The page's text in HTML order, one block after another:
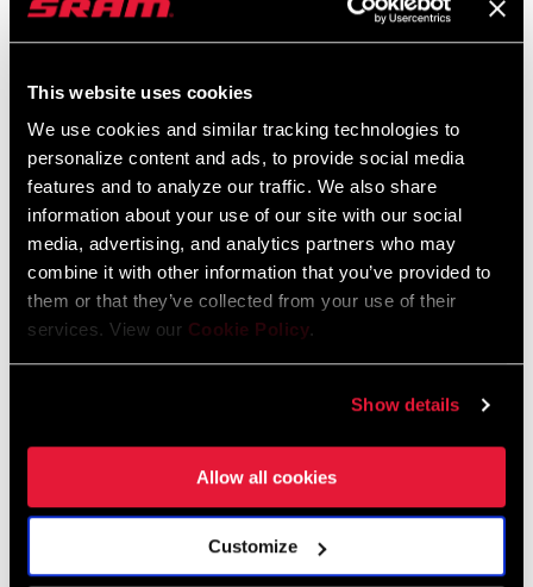
This website uses cookies
We use cookies and similar tracking technologies to
personalize content and ads, to provide social media
features and to analyze our traffic. We also share
information about your use of our site with our social
media, advertising, and analytics partners who may
combine it with other information that you’ve provided to
them or that they’ve collected from your use of their
services. View our Cookie Policy.
Show details
Allow all cookies
Customize
Garantía SRAM
Garantía SRAM y ZIPP
Encuentra una tienda
asesoramiento, montaje y mantenimiento de un experto en
LOCALIZADOR DE TIENDAS